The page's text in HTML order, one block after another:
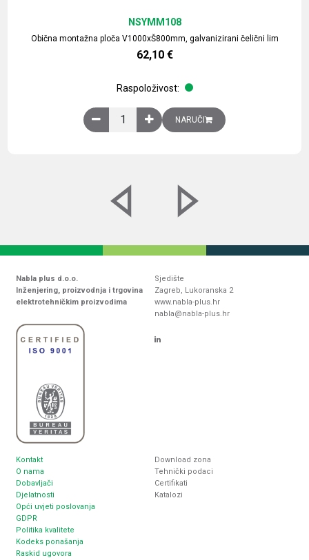
Obična montažna ploča V1000xŠ800mm, galvanizirani čelični lim
NSYMM108
62,10 €
Raspoloživost:
Obična montažna ploča V1000xŠ800mm,
NARUČI
Nabla plus d.o.o.
Inženjering, proizvodnja i trgovina
elektrotehničkim proizvodima
Sjedište
Zagreb, Lukoranska 2
www.nabla-plus.hr
nabla@nabla-plus.hr
Kontakt
O nama
Dobavljači
Djelatnosti
Opći uvjeti poslovanja
GDPR
Politika kvalitete
Kodeks ponašanja
Raskid ugovora
Download zona
Tehnički podaci
Certifikati
Katalozi